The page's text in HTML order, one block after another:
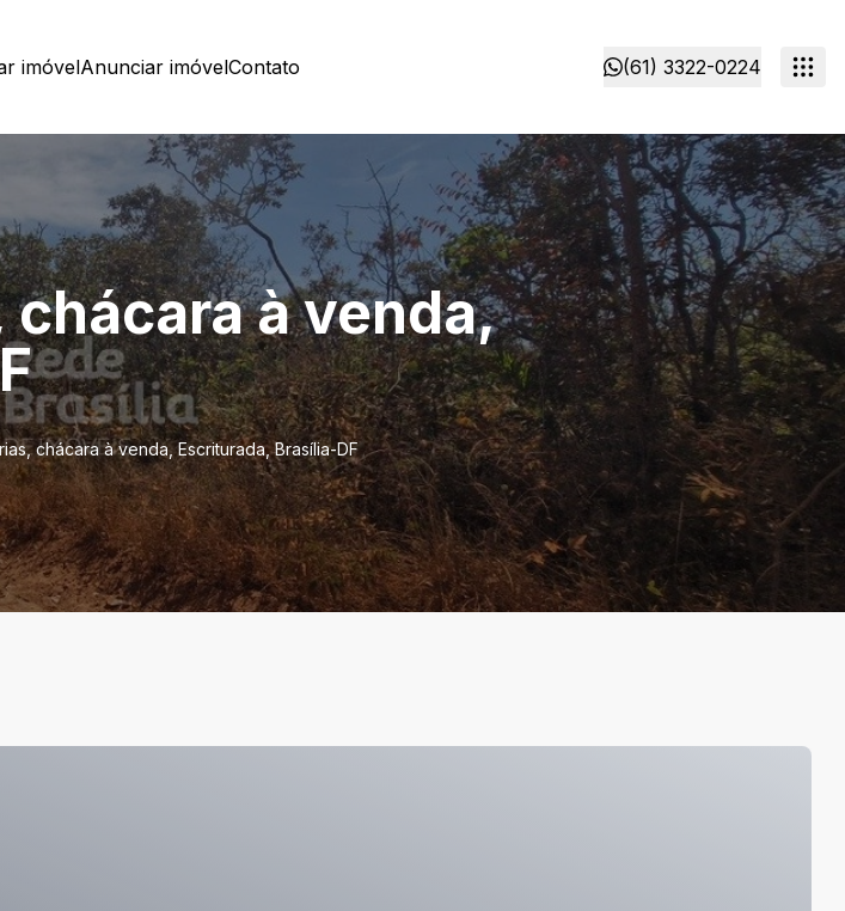
imóvelAnunciar imóvelContato (61) 3322-0224
à venda,
chácara à venda, Escriturada, Brasília-DF